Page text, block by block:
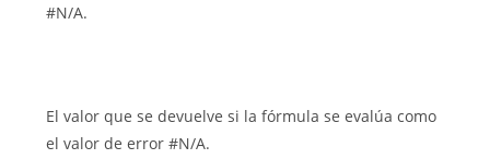
#N/A.
El valor que se devuelve si la fórmula se evalúa como
el valor de error #N/A.